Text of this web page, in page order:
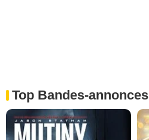
Top Bandes-annonces